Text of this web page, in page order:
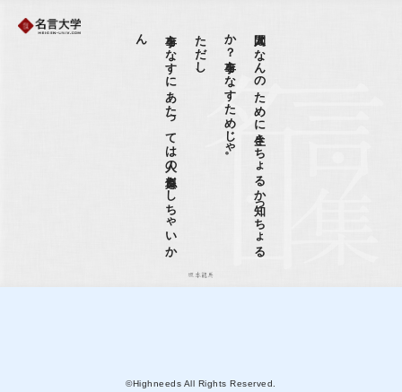
人間は
な
ん
の
た
め
に
生き
ち
ょ
る
か
知っ
ち
ょ
る
か
？
事を
な
す
た
め
じ
ゃ
。
ただし、
事を
な
す
に
あ
た
っ
て
は
人の
真似を
し
ち
ゃ
い
か
ん
坂本龍馬
©Highneeds All Rights Reserved.